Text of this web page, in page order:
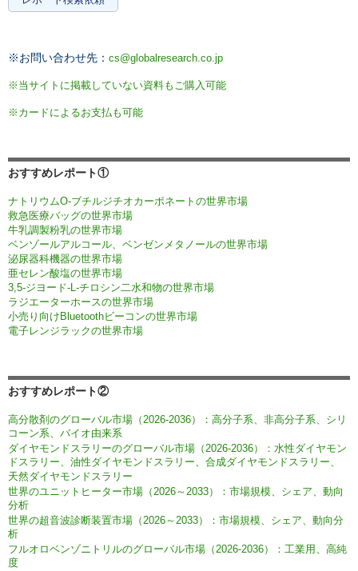
※お問い合わせ先： cs@globalresearch.co.jp
※当サイトに掲載していない資料もご購入可能
※カードによるお支払も可能
おすすめレポート①
ナトリウムO-ブチルジチオカーボネートの世界市場
救急医療バッグの世界市場
牛乳調製粉乳の世界市場
ベンゾールアルコール、ベンゼンメタノールの世界市場
泌尿器科機器の世界市場
亜セレン酸塩の世界市場
3,5-ジヨード-L-チロシン二水和物の世界市場
ラジエーターホースの世界市場
小売り向けBluetoothビーコンの世界市場
電子レンジラックの世界市場
おすすめレポート②
高分散剤のグローバル市場（2026-2036）：高分子系、非高分子系、シリ
コーン系、バイオ由来系
ダイヤモンドスラリーのグローバル市場（2026-2036）：水性ダイヤモン
ドスラリー、油性ダイヤモンドスラリー、合成ダイヤモンドスラリー、
天然ダイヤモンドスラリー
世界のユニットヒーター市場（2026～2033）：市場規模、シェア、動向
分析
世界の超音波診断装置市場（2026～2033）：市場規模、シェア、動向分
析
フルオロベンゾニトリルのグローバル市場（2026-2036）：工業用、高純
度